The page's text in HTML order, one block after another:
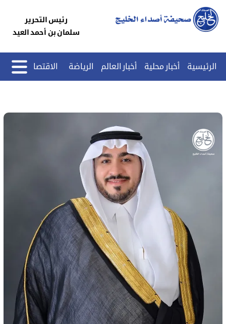
رئيس التحرير
سلمان بن أحمد العيد
الرئيسية أخبار محلية أخبار العالم الرياضة الاقتصاد